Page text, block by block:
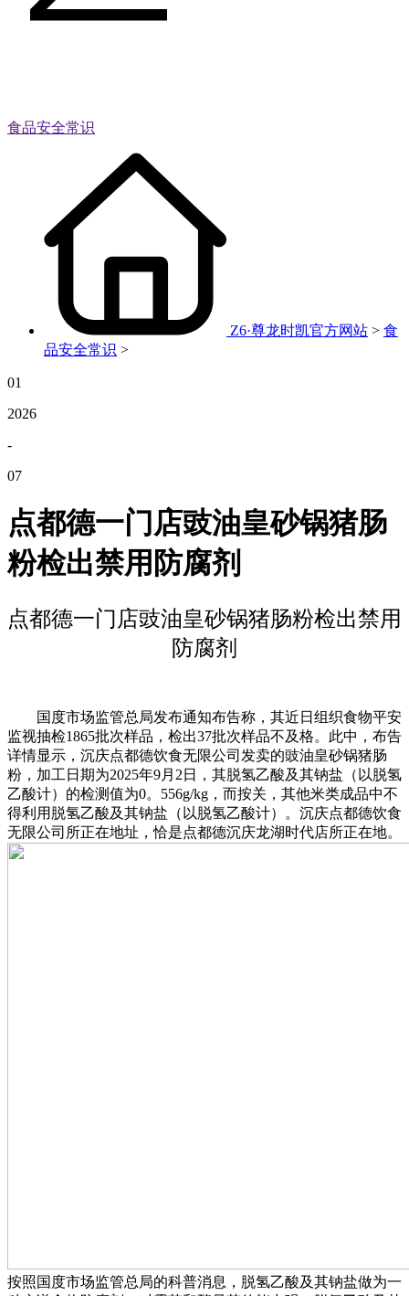
食品安全常识
Z6·尊龙时凯官方网站 > 食
品安全常识 >
01
2026
-
07
点都德一门店豉油皇砂锅猪肠
粉检出禁用防腐剂
点都德一门店豉油皇砂锅猪肠粉检出禁用
防腐剂
国度市场监管总局发布通知布告称，其近日组织食物平安
监视抽检1865批次样品，检出37批次样品不及格。此中，布告
详情显示，沉庆点都德饮食无限公司发卖的豉油皇砂锅猪肠
粉，加工日期为2025年9月2日，其脱氢乙酸及其钠盐（以脱氢
乙酸计）的检测值为0。556g/kg，而按关，其他米类成品中不
得利用脱氢乙酸及其钠盐（以脱氢乙酸计）。沉庆点都德饮食
无限公司所正在地址，恰是点都德沉庆龙湖时代店所正在地。
按照国度市场监管总局的科普消息，脱氢乙酸及其钠盐做为一